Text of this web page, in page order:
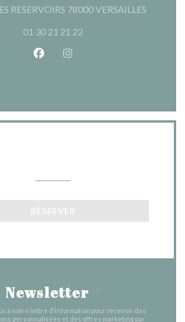
RESERVOIRS 78000 VERSAILLES
01 30 21 21 22
Facebook ((ouvre une
Instagram ((ouvre une
RÉSERVER
Newsletter
à notre lettre d'information pour recevoir des
personnalisées et des offres marketing par